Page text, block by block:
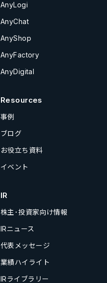
AnyLogi
AnyChat
AnyShop
AnyFactory
AnyDigital
Resources
事例
ブログ
お役立ち資料
イベント
IR
株主･投資家向け情報
IRニュース
代表メッセージ
業績ハイライト
IRライブラリー